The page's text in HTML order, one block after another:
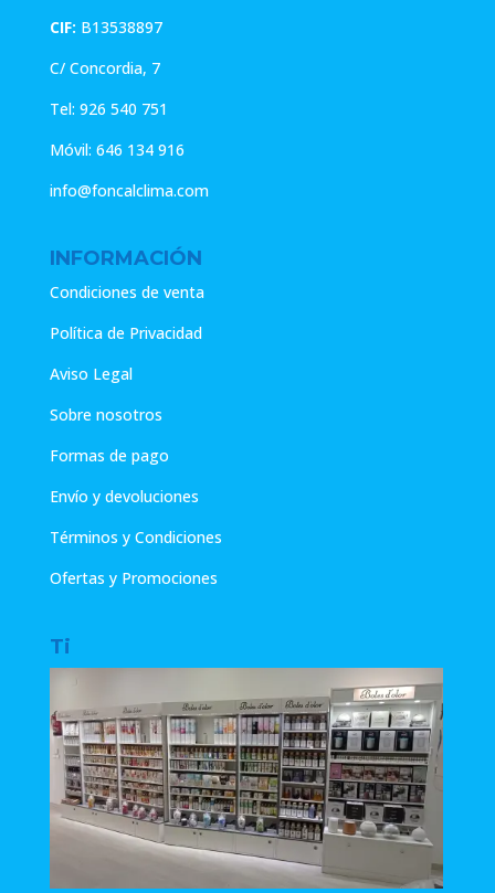
CIF: B13538897
C/ Concordia, 7
Tel: 926 540 751
Móvil: 646 134 916
info@foncalclima.com
INFORMACIÓN
Condiciones de venta
Política de Privacidad
Aviso Legal
Sobre nosotros
Formas de pago
Envío y devoluciones
Términos y Condiciones
Ofertas y Promociones
Ti